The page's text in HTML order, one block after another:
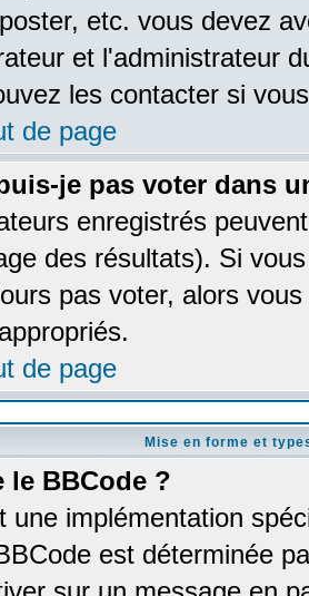
etc. vous devez
et l'administrateur
les contacter si
de page
je pas voter dans
enregistrés
des résultats). Si
pas voter, alors
de page
Mise en forme et
le BBCode ?
une implémentation
est déterminée